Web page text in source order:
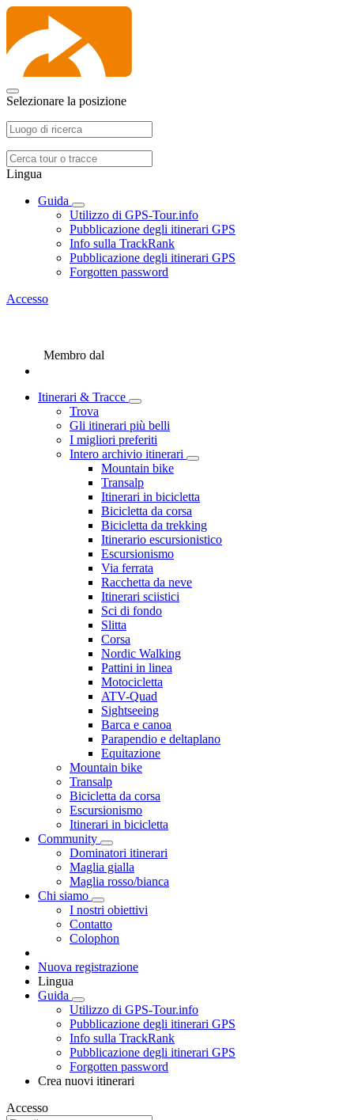
Selezionare la posizione
Lingua
Guida
Utilizzo di GPS-Tour.info
Pubblicazione degli itinerari GPS
Info sulla TrackRank
Pubblicazione degli itinerari GPS
Forgotten password
Accesso
Membro dal
Itinerari & Tracce
Trova
Gli itinerari più belli
I migliori preferiti
Intero archivio itinerari
Mountain bike
Transalp
Itinerari in bicicletta
Bicicletta da corsa
Bicicletta da trekking
Itinerario escursionistico
Escursionismo
Via ferrata
Racchetta da neve
Itinerari sciistici
Sci di fondo
Slitta
Corsa
Nordic Walking
Pattini in linea
Motocicletta
ATV-Quad
Sightseeing
Barca e canoa
Parapendio e deltaplano
Equitazione
Mountain bike
Transalp
Bicicletta da corsa
Escursionismo
Itinerari in bicicletta
Community
Dominatori itinerari
Maglia gialla
Maglia rosso/bianca
Chi siamo
I nostri obiettivi
Contatto
Colophon
Nuova registrazione
Lingua
Guida
Utilizzo di GPS-Tour.info
Pubblicazione degli itinerari GPS
Info sulla TrackRank
Pubblicazione degli itinerari GPS
Forgotten password
Crea nuovi itinerari
Accesso